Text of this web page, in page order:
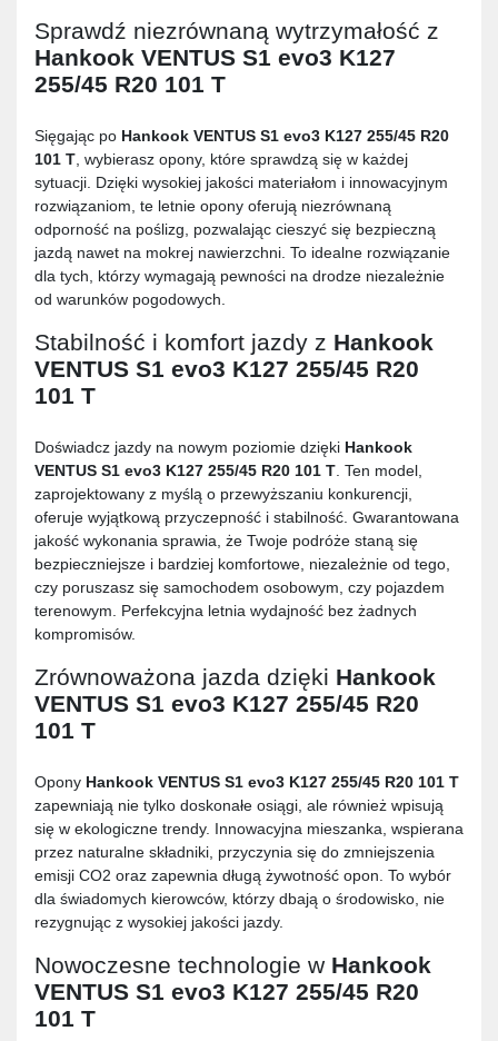
Sprawdź niezrównaną wytrzymałość z
Hankook VENTUS S1 evo3 K127
255/45 R20 101 T
Sięgając po Hankook VENTUS S1 evo3 K127 255/45 R20
101 T , wybierasz opony, które sprawdzą się w każdej
sytuacji. Dzięki wysokiej jakości materiałom i innowacyjnym
rozwiązaniom, te letnie opony oferują niezrównaną
odporność na poślizg, pozwalając cieszyć się bezpieczną
jazdą nawet na mokrej nawierzchni. To idealne rozwiązanie
dla tych, którzy wymagają pewności na drodze niezależnie
od warunków pogodowych.
Stabilność i komfort jazdy z Hankook
VENTUS S1 evo3 K127 255/45 R20
101 T
Doświadcz jazdy na nowym poziomie dzięki Hankook
VENTUS S1 evo3 K127 255/45 R20 101 T . Ten model,
zaprojektowany z myślą o przewyższaniu konkurencji,
oferuje wyjątkową przyczepność i stabilność. Gwarantowana
jakość wykonania sprawia, że Twoje podróże staną się
bezpieczniejsze i bardziej komfortowe, niezależnie od tego,
czy poruszasz się samochodem osobowym, czy pojazdem
terenowym. Perfekcyjna letnia wydajność bez żadnych
kompromisów.
Zrównoważona jazda dzięki Hankook
VENTUS S1 evo3 K127 255/45 R20
101 T
Opony Hankook VENTUS S1 evo3 K127 255/45 R20 101 T
zapewniają nie tylko doskonałe osiągi, ale również wpisują
się w ekologiczne trendy. Innowacyjna mieszanka, wspierana
przez naturalne składniki, przyczynia się do zmniejszenia
emisji CO2 oraz zapewnia długą żywotność opon. To wybór
dla świadomych kierowców, którzy dbają o środowisko, nie
rezygnując z wysokiej jakości jazdy.
Nowoczesne technologie w Hankook
VENTUS S1 evo3 K127 255/45 R20
101 T